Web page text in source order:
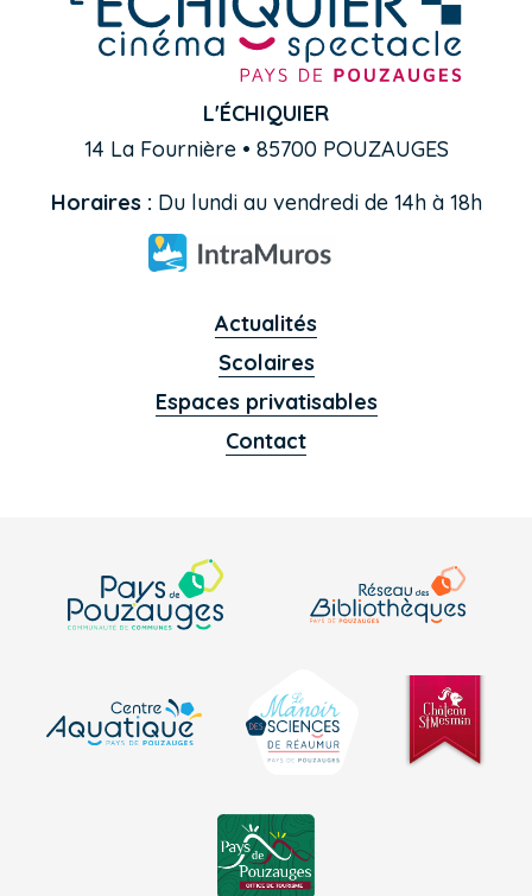
L'ÉCHIQUIER
14 La Fournière • 85700 POUZAUGES
Horaires : Du lundi au vendredi de 14h à 18h
Actualités
Scolaires
Espaces privatisables
Contact